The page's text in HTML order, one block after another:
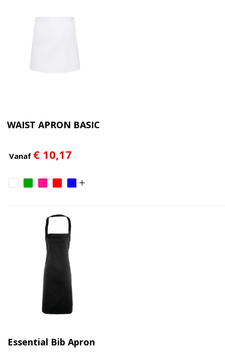
WAIST APRON BASIC
Vanaf € 10,17
Essential Bib Apron